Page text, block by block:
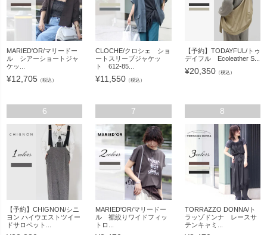
MARIED'OR/マリードー
ル シアーショートジャ
ケッ...
¥12,705 （税込）
CLOCHE/クロシェ ショ
ートスリーブジャケッ
ト 612-85...
¥11,550 （税込）
【予約】TODAYFUL/トゥ
デイフル Ecoleather S...
¥20,350（税込）
6
【予約】CHIGNON/シニ
ヨン ハイウエストツイー
ドサロペット...
7
MARIED'OR/マリードー
ル 裾絞りワイドフィッ
トロ...
8
TORRAZZO DONNA/ト
ラッゾドンナ レースサ
テンキャミ...